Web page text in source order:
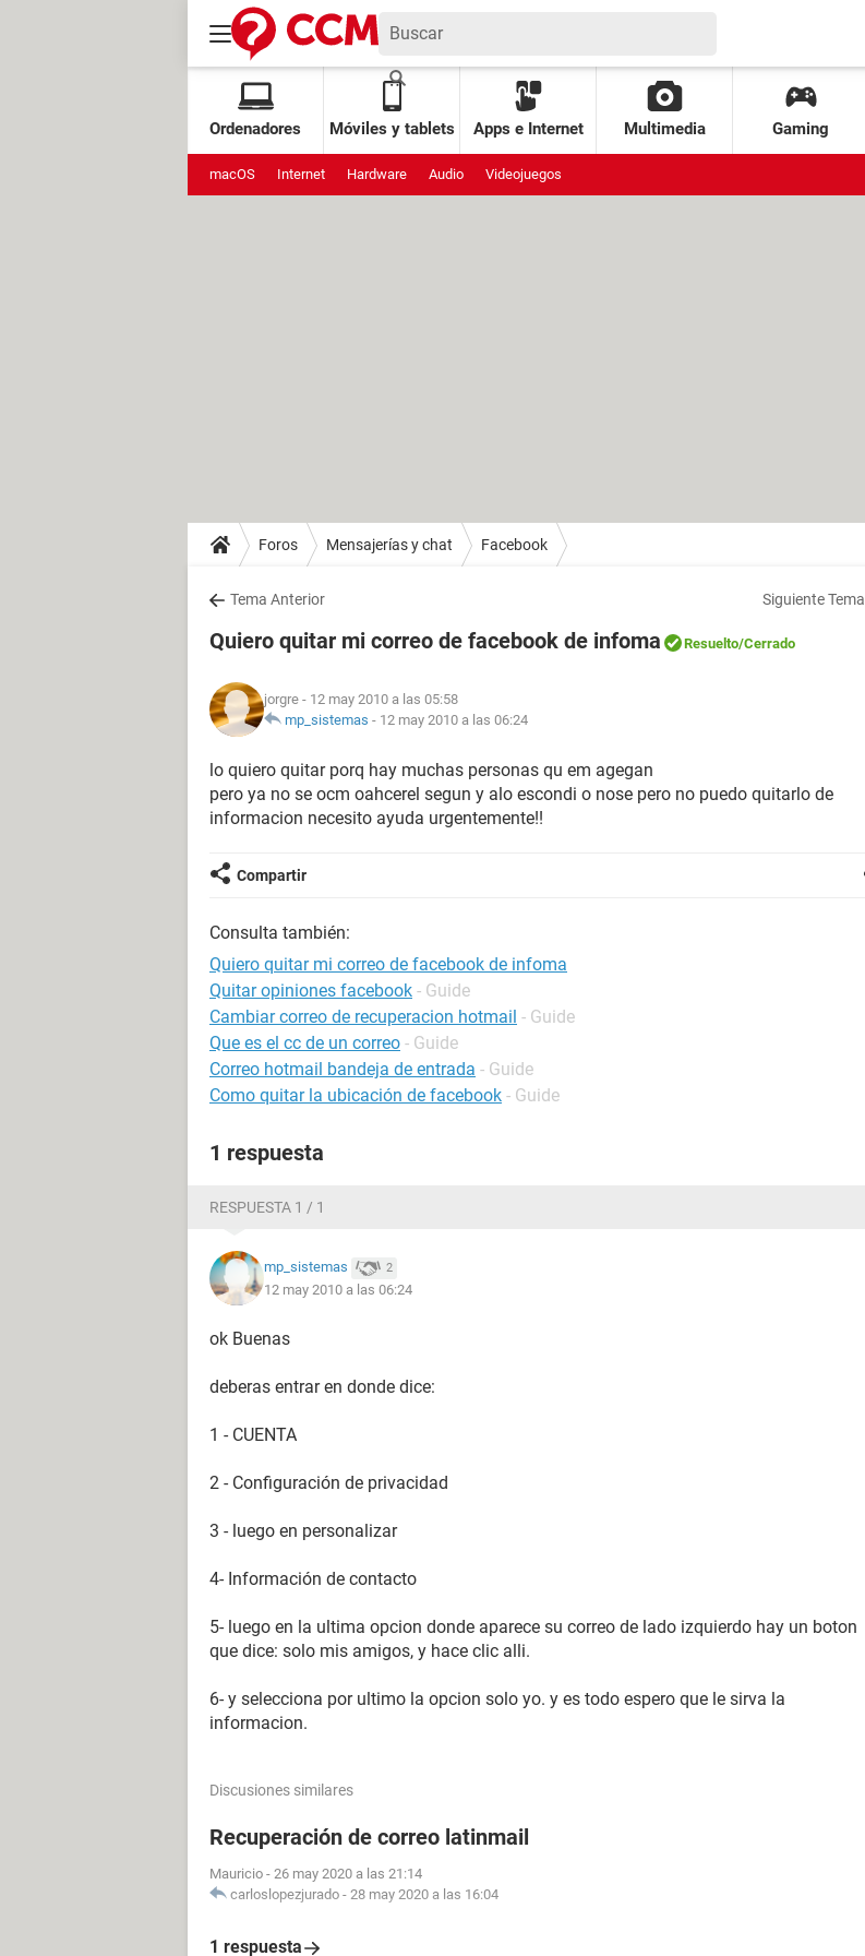
Ordenadores Móviles y tablets Apps e Internet Multimedia Gaming
macOS Internet Hardware Audio Videojuegos
Foros Mensajerías y chat Facebook
Tema Anterior Siguiente Tema
Quiero quitar mi correo de facebook de infoma Resuelto/Cerrado
jorgre - 12 may 2010 a las 05:58
mp_sistemas - 12 may 2010 a las 06:24
lo quiero quitar porq hay muchas personas qu em agegan
pero ya no se ocm oahcerel segun y alo escondi o nose pero no puedo quitarlo de
informacion necesito ayuda urgentemente!!
Compartir
Consulta también:
Quiero quitar mi correo de facebook de infoma
Quitar opiniones facebook - Guide
Cambiar correo de recuperacion hotmail - Guide
Que es el cc de un correo - Guide
Correo hotmail bandeja de entrada - Guide
Como quitar la ubicación de facebook - Guide
1 respuesta
RESPUESTA 1 / 1
mp_sistemas 2
12 may 2010 a las 06:24
ok Buenas
deberas entrar en donde dice:
1 - CUENTA
2 - Configuración de privacidad
3 - luego en personalizar
4- Información de contacto
5- luego en la ultima opcion donde aparece su correo de lado izquierdo hay un boton
que dice: solo mis amigos, y hace clic alli.
6- y selecciona por ultimo la opcion solo yo. y es todo espero que le sirva la
informacion.
Discusiones similares
Recuperación de correo latinmail
Mauricio - 26 may 2020 a las 21:14
carloslopezjurado - 28 may 2020 a las 16:04
1 respuesta